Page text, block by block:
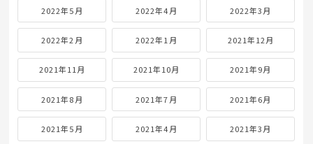
2022年5月 2022年4月 2022年3月
2022年2月 2022年1月 2021年12月
2021年11月 2021年10月 2021年9月
2021年8月 2021年7月 2021年6月
2021年5月 2021年4月 2021年3月